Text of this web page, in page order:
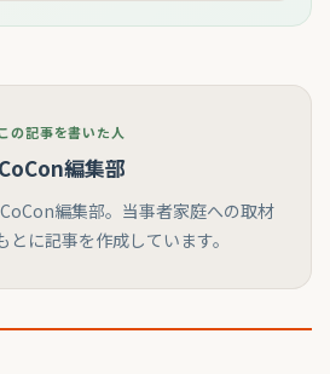
の記事を書いた人
CoCon編集部
編集部。当事者家庭への取材
とに記事を作成しています。